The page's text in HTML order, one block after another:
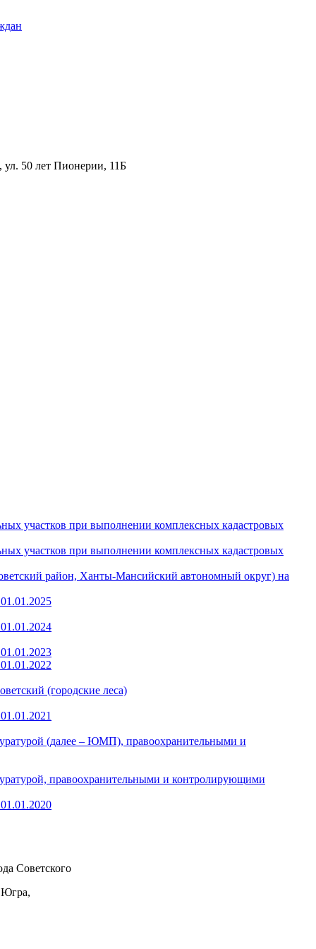
50 лет Пионерии, 11Б
участков при выполнении комплексных кадастровых
участков при выполнении комплексных кадастровых
район, Ханты-Мансийский автономный округ) на
(городские леса)
(далее – ЮМП), правоохранительными и
правоохранительными и контролирующими
Советского
Югра,